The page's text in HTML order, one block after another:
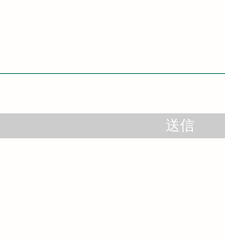
送信